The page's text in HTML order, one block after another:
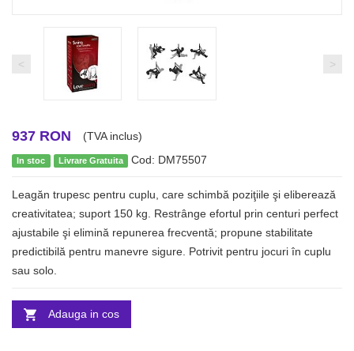
< >
937 RON (TVA inclus)
In stoc Livrare Gratuita Cod: DM75507
Leagăn trupesc pentru cuplu, care schimbă poziţiile şi eliberează
creativitatea; suport 150 kg. Restrânge efortul prin centuri perfect
ajustabile şi elimină repunerea frecventă; propune stabilitate
predictibilă pentru manevre sigure. Potrivit pentru jocuri în cuplu
sau solo.
Adauga in cos